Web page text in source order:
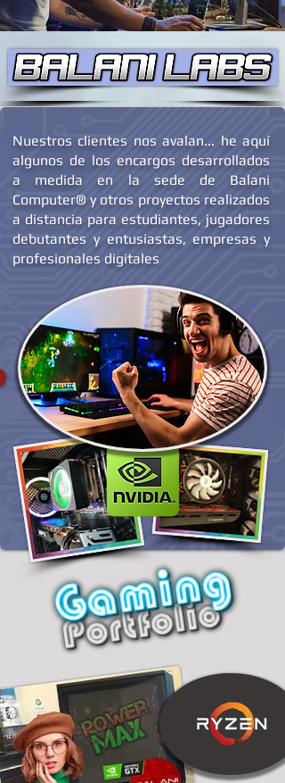
Nuestros clientes nos avalan... he aquí
algunos de los encargos desarrollados
a medida en la sede de Balani
Computer® y otros proyectos realizados
a distancia para estudiantes, jugadores
debutantes y entusiastas, empresas y
profesionales digitales